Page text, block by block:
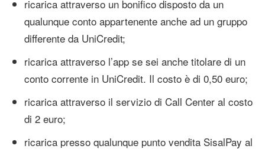
ricarica attraverso un bonifico disposto da un
qualunque conto appartenente anche ad un gruppo
differente da UniCredit;
ricarica attraverso l’app se sei anche titolare di un
conto corrente in UniCredit. Il costo è di 0,50 euro;
ricarica attraverso il servizio di Call Center al costo
di 2 euro;
ricarica presso qualunque punto vendita SisalPay al